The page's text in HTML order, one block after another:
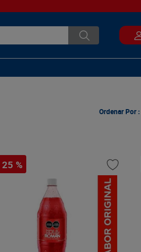
Ordenar Por
25 %